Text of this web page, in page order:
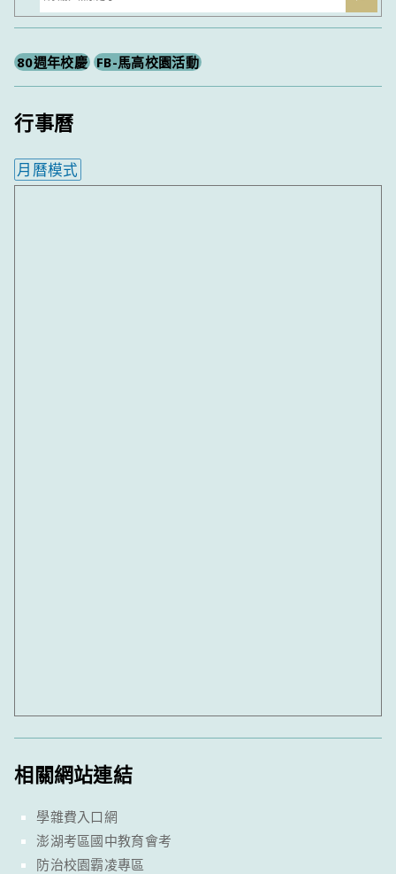
尋
80週年校慶 FB-馬高校園活動
行事曆
月曆模式
相關網站連結
學雜費入口網
澎湖考區國中教育會考
防治校園霸凌專區